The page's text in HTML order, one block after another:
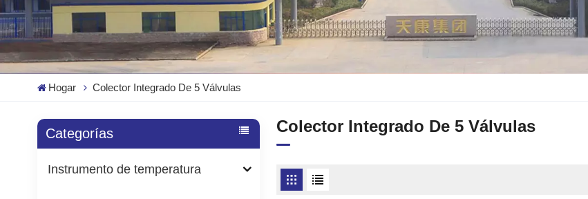
Hogar Colector Integrado De 5 Válvulas
Categorías
Instrumento de temperatura
Colector Integrado De 5 Válvulas